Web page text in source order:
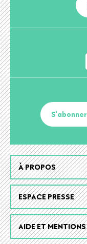
Footer
menu
À PROPOS
ESPACE PRESSE
AIDE ET MENTIONS